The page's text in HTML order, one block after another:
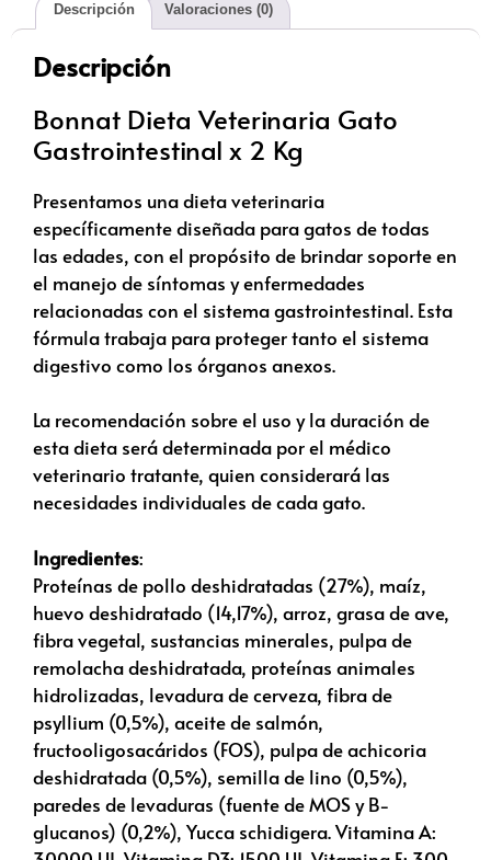
Descripción Valoraciones (0)
Descripción
Bonnat Dieta Veterinaria Gato
Gastrointestinal x 2 Kg
Presentamos una dieta veterinaria
específicamente diseñada para gatos de todas
las edades, con el propósito de brindar soporte en
el manejo de síntomas y enfermedades
relacionadas con el sistema gastrointestinal. Esta
fórmula trabaja para proteger tanto el sistema
digestivo como los órganos anexos.
La recomendación sobre el uso y la duración de
esta dieta será determinada por el médico
veterinario tratante, quien considerará las
necesidades individuales de cada gato.
Ingredientes:
Proteínas de pollo deshidratadas (27%), maíz,
huevo deshidratado (14,17%), arroz, grasa de ave,
fibra vegetal, sustancias minerales, pulpa de
remolacha deshidratada, proteínas animales
hidrolizadas, levadura de cerveza, fibra de
psyllium (0,5%), aceite de salmón,
fructooligosacáridos (FOS), pulpa de achicoria
deshidratada (0,5%), semilla de lino (0,5%),
paredes de levaduras (fuente de MOS y B-
glucanos) (0,2%), Yucca schidigera. Vitamina A: